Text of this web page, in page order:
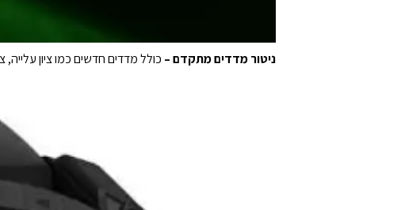
ניטור מדדים מתקדם – כולל מדדים חדשים כמו ציון עלייה,